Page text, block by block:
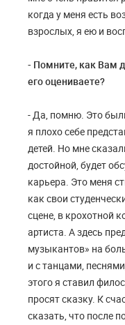
когда у меня есть
взрослых, я ею и
- Помните, как Вам
его оцениваете?
- Да, помню. Это
я плохо себе
детей. Но мне
достойной, будет
карьера. Это меня
как свои
сцене, в крохотной
артиста. А здесь
музыкантов» на
и с танцами,
этого я ставил
просят сказку. К
сказать, что после